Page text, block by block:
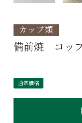
カップ類
備前焼 コッ
通常価格